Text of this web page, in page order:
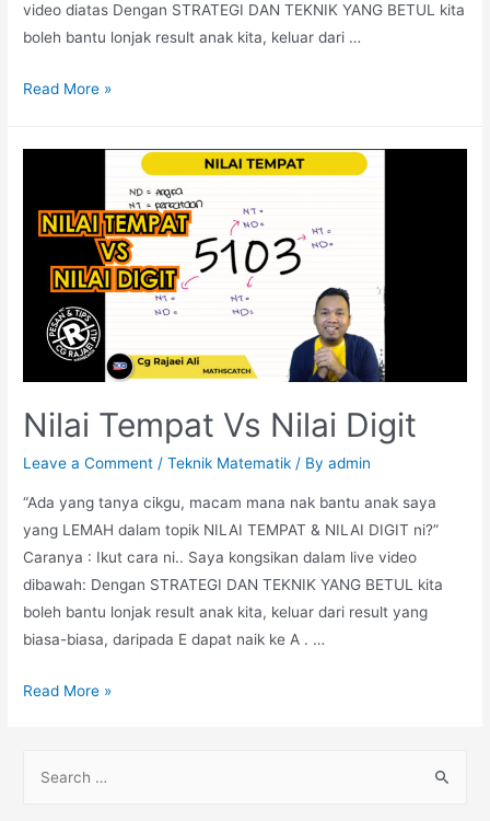
video diatas Dengan STRATEGI DAN TEKNIK YANG BETUL kita
boleh bantu lonjak result anak kita, keluar dari …
3
Peratus
Read More »
Nilai Tempat Vs Nilai Digit
Leave a Comment /Teknik Matematik / Byadmin
“Ada yang tanya cikgu, macam mana nak bantu anak saya
yang LEMAH dalam topik NILAI TEMPAT & NILAI DIGIT ni?”
Caranya : Ikut cara ni.. Saya kongsikan dalam live video
dibawah: Dengan STRATEGI DAN TEKNIK YANG BETUL kita
boleh bantu lonjak result anak kita, keluar dari result yang
biasa-biasa, daripada E dapat naik ke A . …
Nilai
Nilai
Read More »